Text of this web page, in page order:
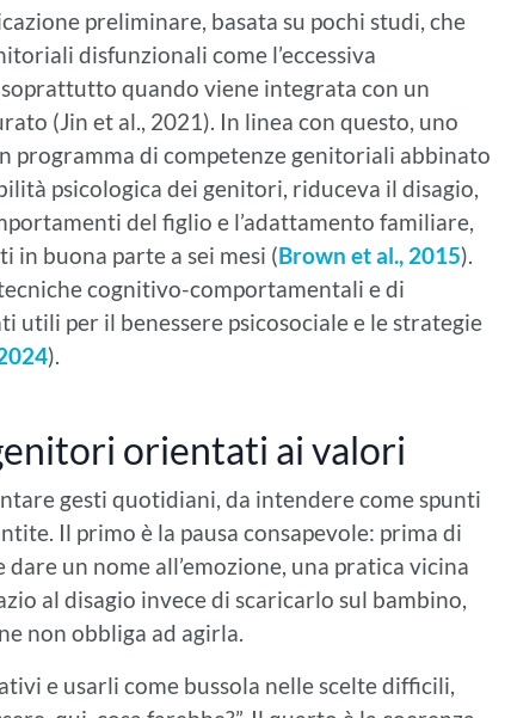
preliminare, basata su pochi studi, che
disfunzionali come l’eccessiva
quando viene integrata con un
(Jin et al., 2021). In linea con questo, uno
programma di competenze genitoriali abbinato
psicologica dei genitori, riduceva il disagio,
del figlio e l’adattamento familiare,
in buona parte a sei mesi (Brown et al., 2015).
cognitivo-comportamentali e di
utili per il benessere psicosociale e le strategie
).
orientati ai valori
gesti quotidiani, da intendere come spunti
Il primo è la pausa consapevole: prima di
un nome all’emozione, una pratica vicina
al disagio invece di scaricarlo sul bambino,
non obbliga ad agirla.
e usarli come bussola nelle scelte difficili,